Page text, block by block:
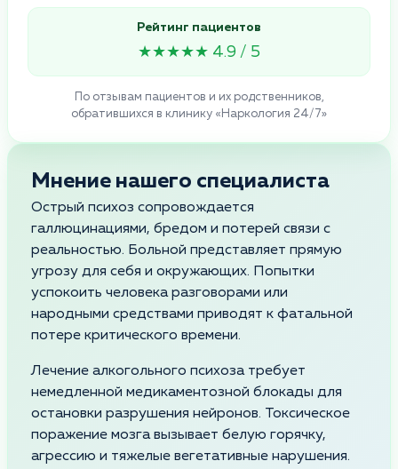
Рейтинг пациентов
★★★★★ 4.9 / 5
По отзывам пациентов и их родственников,
обратившихся в клинику «Наркология 24/7»
Мнение нашего специалиста
Острый психоз сопровождается
галлюцинациями, бредом и потерей связи с
реальностью. Больной представляет прямую
угрозу для себя и окружающих. Попытки
успокоить человека разговорами или
народными средствами приводят к фатальной
потере критического времени.
Лечение алкогольного психоза требует
немедленной медикаментозной блокады для
остановки разрушения нейронов. Токсическое
поражение мозга вызывает белую горячку,
агрессию и тяжелые вегетативные нарушения.